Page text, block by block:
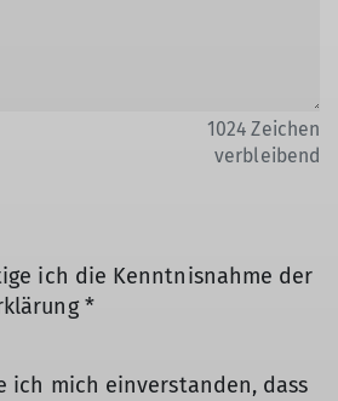
1024 Zeichen
verbleibend
ich die Kenntnisnahme der
*
ich mich einverstanden, dass